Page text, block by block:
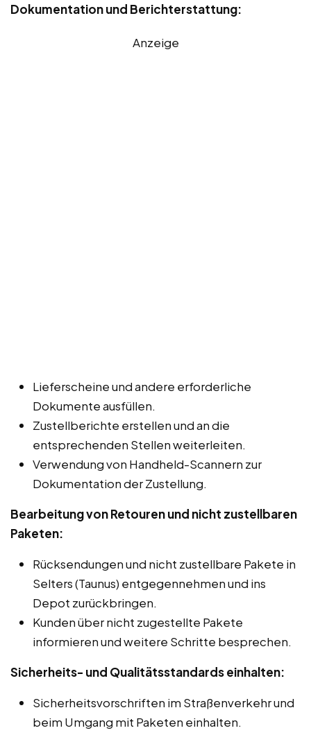
Dokumentation und Berichterstattung:
Anzeige
Lieferscheine und andere erforderliche
Dokumente ausfüllen.
Zustellberichte erstellen und an die
entsprechenden Stellen weiterleiten.
Verwendung von Handheld-Scannern zur
Dokumentation der Zustellung.
Bearbeitung von Retouren und nicht zustellbaren
Paketen:
Rücksendungen und nicht zustellbare Pakete in
Selters (Taunus) entgegennehmen und ins
Depot zurückbringen.
Kunden über nicht zugestellte Pakete
informieren und weitere Schritte besprechen.
Sicherheits- und Qualitätsstandards einhalten:
Sicherheitsvorschriften im Straßenverkehr und
beim Umgang mit Paketen einhalten.